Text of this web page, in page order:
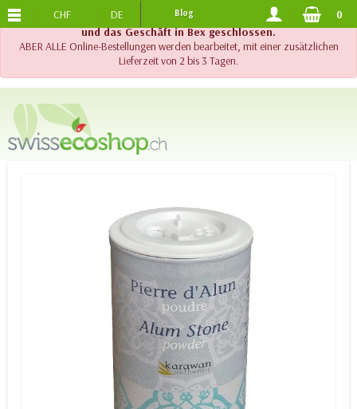
!! Wichtig !! Bis am 20. August 2026 sind der Telefonsupport
und das Geschäft in Bex geschlossen.
ABER ALLE Online-Bestellungen werden bearbeitet, mit einer zusätzlichen
Lieferzeit von 2 bis 3 Tagen.
KOSTENLOSER VERSAND AB 120.-
CHF DE Blog 0